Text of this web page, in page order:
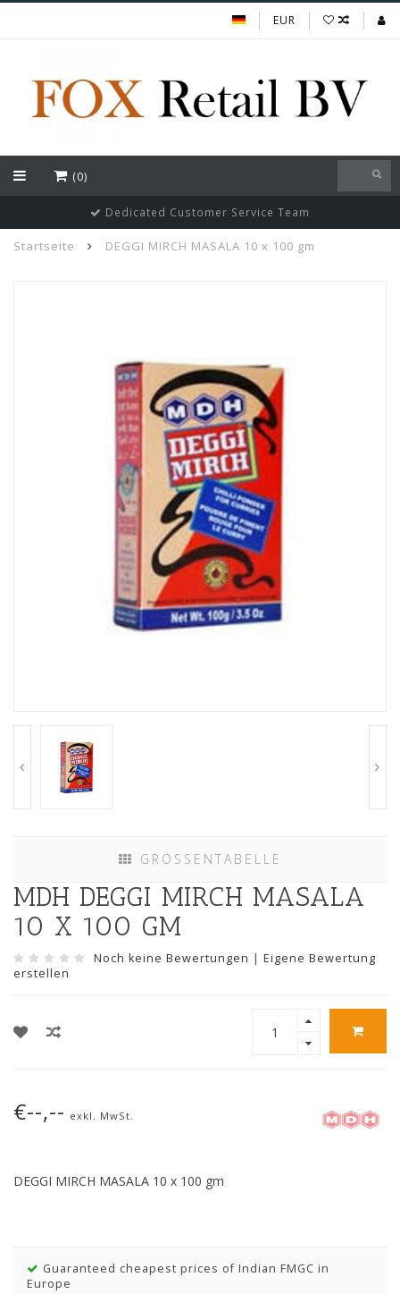
EUR
(0)
Dedicated Customer Service Team
Startseite DEGGI MIRCH MASALA 10 x 100 gm
GRÖSSENTABELLE
MDH DEGGI MIRCH MASALA
10 X 100 GM
Noch keine Bewertungen | Eigene Bewertung
erstellen
€--,-- exkl. MwSt.
DEGGI MIRCH MASALA 10 x 100 gm
Guaranteed cheapest prices of Indian FMGC in
Europe